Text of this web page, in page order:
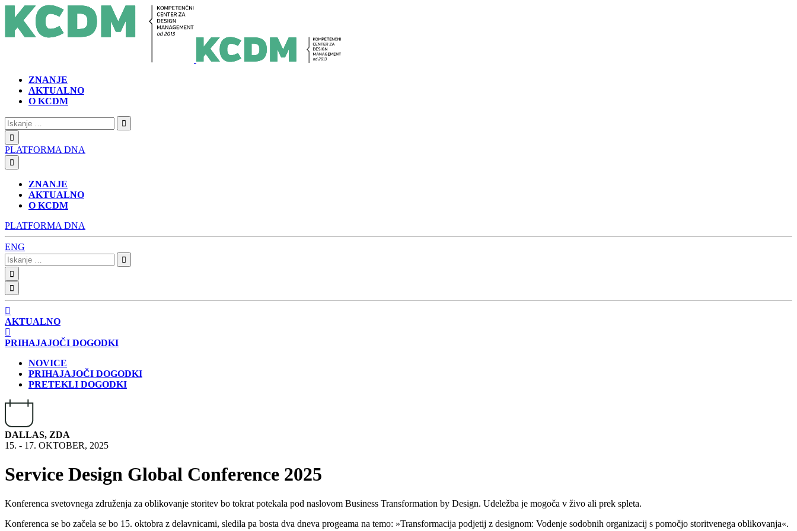
ZNANJE
AKTUALNO
O KCDM
Iskanje:
PLATFORMA DNA
ZNANJE
AKTUALNO
O KCDM
PLATFORMA DNA
ENG
Iskanje:
AKTUALNO
PRIHAJAJOČI DOGODKI
NOVICE
PRIHAJAJOČI DOGODKI
PRETEKLI DOGODKI
DALLAS, ZDA
15. - 17. OKTOBER, 2025
Service Design Global Conference 2025
Konferenca svetovnega združenja za oblikovanje storitev bo tokrat potekala pod naslovom Business Transformation by Design. Udeležba je mogoča v živo ali prek spleta.
Konferenca se bo začela se bo 15. oktobra z delavnicami, sledila pa bosta dva dneva progeama na temo: »Transformacija podjetij z designom: Vodenje sodobnih organizacij s pomočjo storitvenega oblikovanja«.